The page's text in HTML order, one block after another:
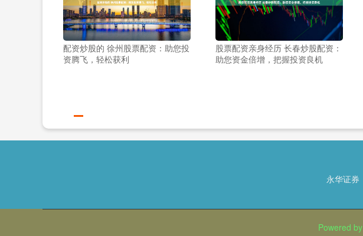
配资炒股的 徐州股票配资：助您投
资腾飞，轻松获利
股票配资亲身经历 长春炒股配资：
助您资金倍增，把握投资良机
永华证券
Powered by